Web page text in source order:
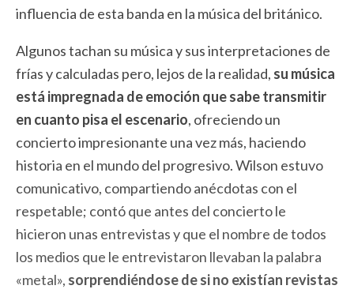
influencia de esta banda en la música del británico.
Algunos tachan su música y sus interpretaciones de
frías y calculadas pero, lejos de la realidad, su música
está impregnada de emoción que sabe transmitir
en cuanto pisa el escenario, ofreciendo un
concierto impresionante una vez más, haciendo
historia en el mundo del progresivo. Wilson estuvo
comunicativo, compartiendo anécdotas con el
respetable; contó que antes del concierto le
hicieron unas entrevistas y que el nombre de todos
los medios que le entrevistaron llevaban la palabra
«metal», sorprendiéndose de si no existían revistas